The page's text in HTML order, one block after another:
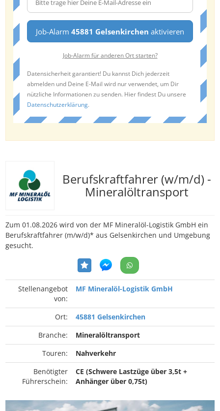
Job-Alarm 45881 Gelsenkirchen aktivieren
Job-Alarm für anderen Ort starten?
Datensicherheit garantiert! Du kannst Dich jederzeit
abmelden und Deine E-Mail wird nur verwendet, um Dir
nützliche Informationen zu senden. Hier findest Du unsere
Datenschutzerklärung.
Berufskraftfahrer (w/m/d) -
Mineralöltransport
Zum 01.08.2026 wird von der MF Mineralöl-Logistik GmbH ein
Berufskraftfahrer (m/w/d)* aus Gelsenkirchen und Umgebung
gesucht.
Stellenangebot
von:
MF Mineralöl-Logistik GmbH
Ort:
45881 Gelsenkirchen
Branche:
Mineralöltransport
Touren:
Nahverkehr
Benötigter
Führerschein:
CE (Schwere Lastzüge über 3,5t +
Anhänger über 0,75t)